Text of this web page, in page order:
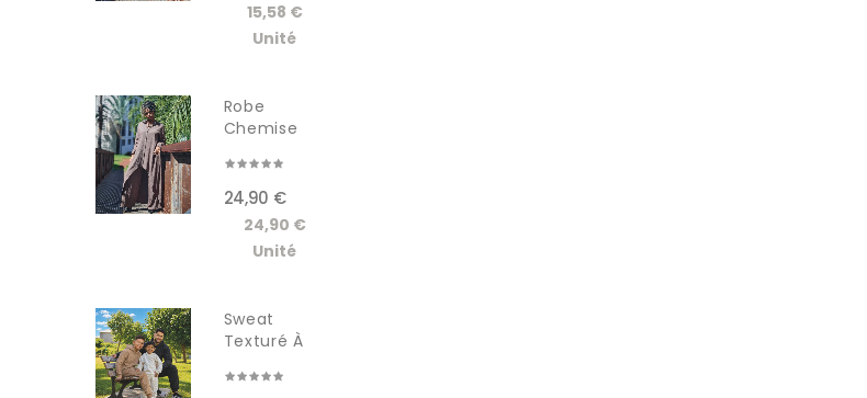
15,58 €
Unité
Robe
Chemise
Femme...
24,90 €
24,90 €
Unité
Sweat
Texturé À